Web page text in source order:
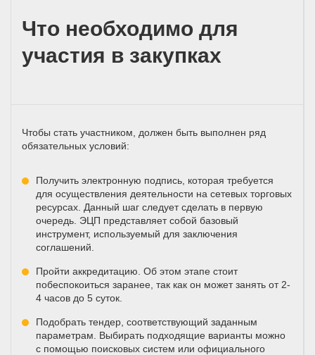
Что необходимо для
участия в закупках
Чтобы стать участником, должен быть выполнен ряд
обязательных условий:
Получить электронную подпись, которая требуется
для осуществления деятельности на сетевых торговых
ресурсах. Данный шаг следует сделать в первую
очередь. ЭЦП представляет собой базовый
инструмент, используемый для заключения
соглашений.
Пройти аккредитацию. Об этом этапе стоит
побеспокоиться заранее, так как он может занять от 2-
4 часов до 5 суток.
Подобрать тендер, соответствующий заданным
параметрам. Выбирать подходящие варианты можно
с помощью поисковых систем или официального